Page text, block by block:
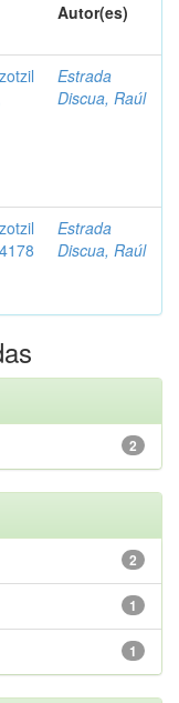
Autor(es)
Estrada
Discua, Raúl
Estrada
Discua, Raúl
2
2
1
1